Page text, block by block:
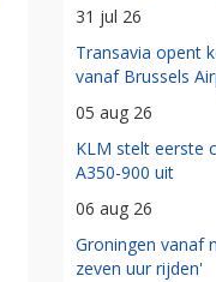
31 jul 26
Transavia opent
vanaf Brussels
05 aug 26
KLM stelt eerste
A350-900 uit
06 aug 26
Groningen vanaf
zeven uur rijden'